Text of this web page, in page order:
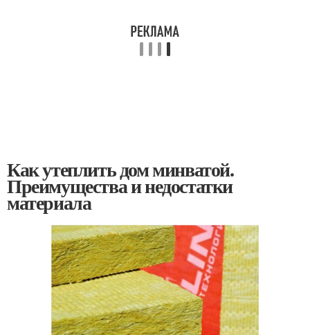
Как утеплить дом минватой.
Преимущества и недостатки
материала